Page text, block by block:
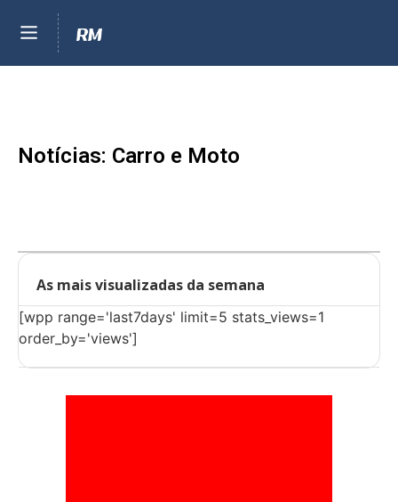
Notícias: Carro e Moto
As mais visualizadas da semana
[wpp range='last7days' limit=5 stats_views=1
order_by='views']